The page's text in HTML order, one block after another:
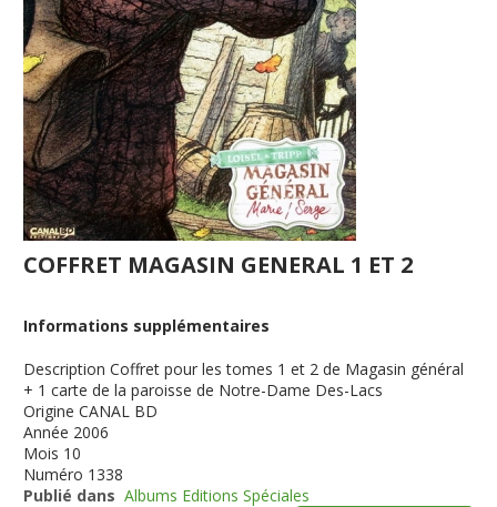
COFFRET MAGASIN GENERAL 1 ET 2
Informations supplémentaires
Description Coffret pour les tomes 1 et 2 de Magasin général
+ 1 carte de la paroisse de Notre-Dame Des-Lacs
Origine CANAL BD
Année 2006
Mois 10
Numéro 1338
Publié dans Albums Editions Spéciales